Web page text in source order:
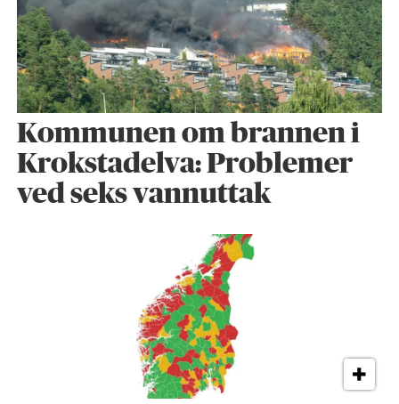
Kommunen om brannen i
Krokstadelva: Problemer
ved seks vannuttak